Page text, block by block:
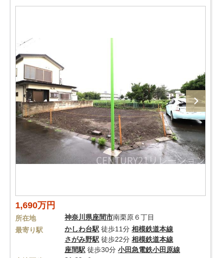
1,690万円
所在地 神奈川県座間市南栗原６丁目
最寄り駅
かしわ台駅 徒歩11分 相模鉄道本線
さがみ野駅 徒歩22分 相模鉄道本線
座間駅 徒歩30分 小田急電鉄小田原線